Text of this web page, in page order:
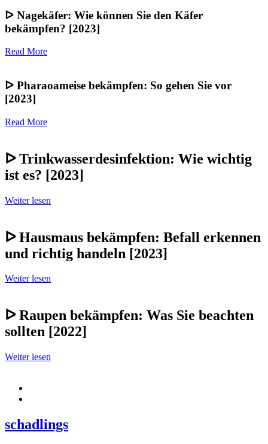
ᐅ Nagekäfer: Wie können Sie den Käfer
bekämpfen? [2023]
Read More
ᐅ Pharaoameise bekämpfen: So gehen Sie vor
[2023]
Read More
ᐅ Trinkwasserdesinfektion: Wie wichtig
ist es? [2023]
Weiter lesen
ᐅ Hausmaus bekämpfen: Befall erkennen
und richtig handeln [2023]
Weiter lesen
ᐅ Raupen bekämpfen: Was Sie beachten
sollten [2022]
Weiter lesen
schadlings